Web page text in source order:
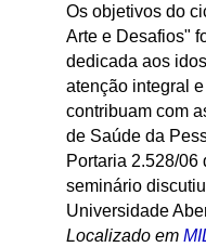
Os objetivos do
Arte e Desafios"
dedicada aos
atenção integral
contribuam com
de Saúde da
Portaria 2.528/06
seminário
Universidade
Localizado em